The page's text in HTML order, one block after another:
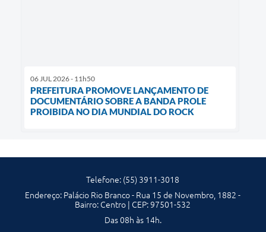
06 JUL 2026 - 11h50
PREFEITURA PROMOVE LANÇAMENTO DE
DOCUMENTÁRIO SOBRE A BANDA PROLE
PROIBIDA NO DIA MUNDIAL DO ROCK
Telefone: (55) 3911-3018
Endereço: Palácio Rio Branco - Rua 15 de Novembro, 1882 -
Bairro: Centro | CEP: 97501-532
Das 08h às 14h.